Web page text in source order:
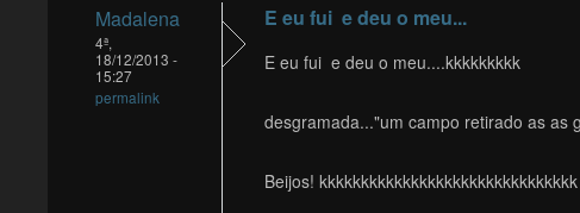
Madalena
4ª,
18/12/2013 -
15:27
permalink
E eu fui e deu o meu...
E eu fui e deu o meu....kkkkkkkkk
desgramada..."um campo retirado as as
Beijos! kkkkkkkkkkkkkkkkkkkkkkkkkkkkkkk